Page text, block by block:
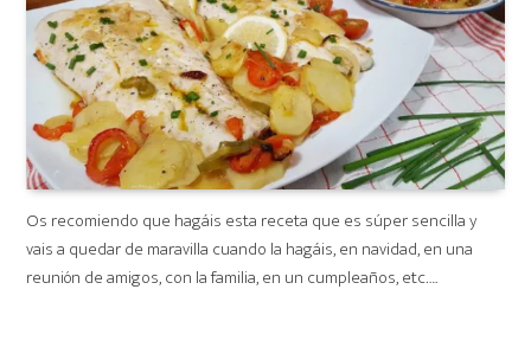
Os recomiendo que hagáis esta receta que es súper sencilla y
vais a quedar de maravilla cuando la hagáis, en navidad, en una
reunión de amigos, con la familia, en un cumpleaños, etc….